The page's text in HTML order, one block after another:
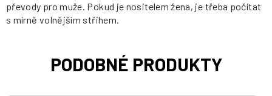
převody pro muže. Pokud je nositelem žena, je třeba počítat
s mírně volnějším střihem.